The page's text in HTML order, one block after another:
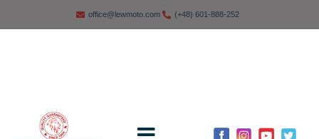
office@lewmoto.com (+48) 601-888-252